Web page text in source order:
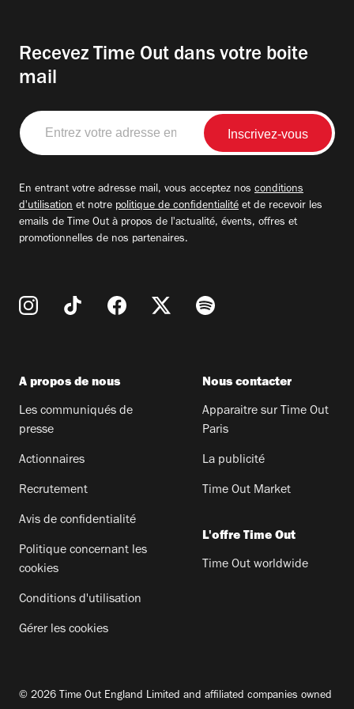
Recevez Time Out dans votre boite
mail
Entrez
votre
adresse
En entrant votre adresse mail, vous acceptez nos conditions
d'utilisation et notre politique de confidentialité et de recevoir les
emails de Time Out à propos de l'actualité, évents, offres et
promotionnelles de nos partenaires.
A propos de nous
Les communiqués de
presse
Actionnaires
Recrutement
Avis de confidentialité
Politique concernant les
cookies
Conditions d'utilisation
Gérer les cookies
Nous contacter
Apparaitre sur Time Out
Paris
La publicité
Time Out Market
L'offre Time Out
Time Out worldwide
© 2026 Time Out England Limited and affiliated companies owned